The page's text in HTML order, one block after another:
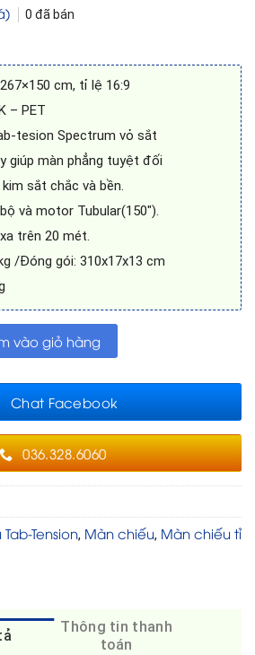
0 đã bán
cm, tỉ lệ 16:9
– PET
tesion Spectrum vỏ sắt
giúp màn phẳng tuyệt đối
sắt chắc và bền.
và motor Tubular(150″).
trên 20 mét.
/Đóng gói: 310x17x13 cm
120in EXZEN có dây căng
vào giỏ hàng
Chat Facebook
036.328.6060
Tension, Màn chiếu, Màn chiếu tỉ
Thông tin thanh
toán